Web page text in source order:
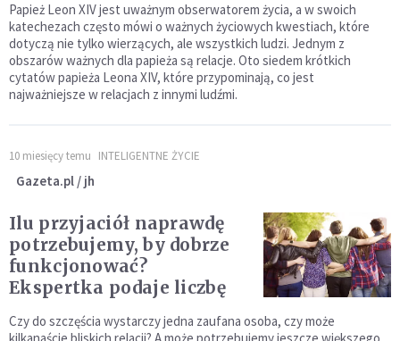
Papież Leon XIV jest uważnym obserwatorem życia, a w swoich
katechezach często mówi o ważnych życiowych kwestiach, które
dotyczą nie tylko wierzących, ale wszystkich ludzi. Jednym z
obszarów ważnych dla papieża są relacje. Oto siedem krótkich
cytatów papieża Leona XIV, które przypominają, co jest
najważniejsze w relacjach z innymi ludźmi.
10 miesięcy temu INTELIGENTNE ŻYCIE
Gazeta.pl / jh
Ilu przyjaciół naprawdę
potrzebujemy, by dobrze
funkcjonować?
Ekspertka podaje liczbę
Czy do szczęścia wystarczy jedna zaufana osoba, czy może